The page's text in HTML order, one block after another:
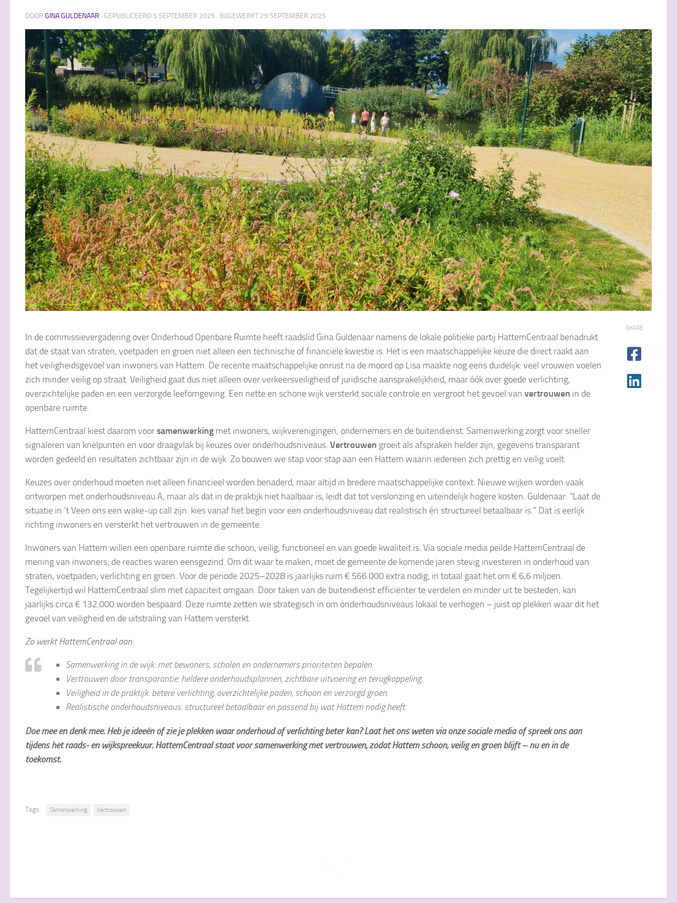
DOOR GINA GULDENAAR · GEPUBLICEERD 5 SEPTEMBER 2025 · BIJGEWERKT 29 SEPTEMBER 2025
In de commissievergadering over Onderhoud Openbare Ruimte heeft raadslid Gina Guldenaar namens de lokale politieke partij HattemCentraal benadrukt
dat de staat van straten, voetpaden en groen niet alleen een technische of financiële kwestie is. Het is een maatschappelijke keuze die direct raakt aan
het veiligheidsgevoel van inwoners van Hattem. De recente maatschappelijke onrust na de moord op Lisa maakte nog eens duidelijk: veel vrouwen voelen
zich minder veilig op straat. Veiligheid gaat dus niet alleen over verkeersveiligheid of juridische aansprakelijkheid, maar óók over goede verlichting,
overzichtelijke paden en een verzorgde leefomgeving. Een nette en schone wijk versterkt sociale controle en vergroot het gevoel van vertrouwen in de
openbare ruimte.
HattemCentraal kiest daarom voorsamenwerking met inwoners, wijkverenigingen, ondernemers en de buitendienst. Samenwerking zorgt voor sneller
signaleren van knelpunten en voor draagvlak bij keuzes over onderhoudsniveaus. Vertrouwen groeit als afspraken helder zijn, gegevens transparant
worden gedeeld en resultaten zichtbaar zijn in de wijk. Zo bouwen we stap voor stap aan een Hattem waarin iedereen zich prettig en veilig voelt.
Keuzes over onderhoud moeten niet alleen financieel worden benaderd, maar altijd in bredere maatschappelijke context. Nieuwe wijken worden vaak
ontworpen met onderhoudsniveau A, maar als dat in de praktijk niet haalbaar is, leidt dat tot verslonzing en uiteindelijk hogere kosten. Guldenaar: “Laat de
situatie in ’t Veen ons een wake-up call zijn: kies vanaf het begin voor een onderhoudsniveau dat realistisch én structureel betaalbaar is.” Dat is eerlijk
richting inwoners en versterkt het vertrouwen in de gemeente.
Inwoners van Hattem willen een openbare ruimte die schoon, veilig, functioneel en van goede kwaliteit is. Via sociale media peilde HattemCentraal de
mening van inwoners; de reacties waren eensgezind. Om dit waar te maken, moet de gemeente de komende jaren stevig investeren in onderhoud van
straten, voetpaden, verlichting en groen. Voor de periode 2025–2028 is jaarlijks ruim € 566.000 extra nodig; in totaal gaat het om € 6,6 miljoen.
Tegelijkertijd wil HattemCentraal slim met capaciteit omgaan. Door taken van de buitendienst efficiënter te verdelen en minder uit te besteden, kan
jaarlijks circa € 132.000 worden bespaard. Deze ruimte zetten we strategisch in om onderhoudsniveaus lokaal te verhogen – juist op plekken waar dit het
gevoel van veiligheid en de uitstraling van Hattem versterkt.
Zo werkt HattemCentraal aan:
Samenwerking in de wijk: met bewoners, scholen en ondernemers prioriteiten bepalen.
Vertrouwen door transparantie: heldere onderhoudsplannen, zichtbare uitvoering en terugkoppeling.
Veiligheid in de praktijk: betere verlichting, overzichtelijke paden, schoon en verzorgd groen.
Realistische onderhoudsniveaus: structureel betaalbaar en passend bij wat Hattem nodig heeft.
Doe mee en denk mee. Heb je ideeën of zie je plekken waar onderhoud of verlichting beter kan? Laat het ons weten via onze sociale media of spreek ons aan
tijdens het raads- en wijkspreekuur. HattemCentraal staat voor samenwerking met vertrouwen, zodat Hattem schoon, veilig en groen blijft – nu en in de
toekomst.
SHARE
Tags: Samenwerking Vertrouwen